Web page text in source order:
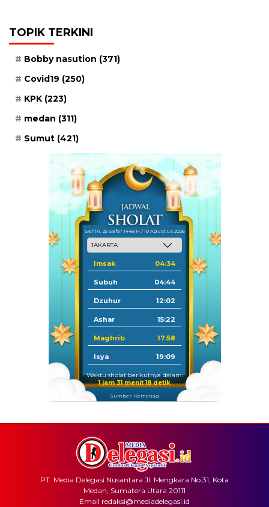
TOPIK TERKINI
Bobby nasution (371)
Covid19 (250)
KPK (223)
medan (311)
Sumut (421)
Senin, 25 Safar 1448 H / 10 Agustus 2026
Imsak 04:34
Subuh 04:44
Dzuhur 12:02
Ashar 15:22
Maghrib 17:58
Isya 19:09
Waktu sholat berikutnya dalam:
1 jam 31 menit 18 detik
Sumber: Kemenag
PT. Media Delegasi Nusantara Jl. Mengkara No.31, Kota
Medan, Sumatera Utara 20111
Email redaksi@mediadelegasi.id